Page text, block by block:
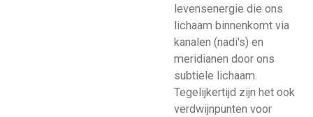
levensenergie die ons
lichaam binnenkomt via
kanalen (nadi's) en
meridianen door ons
subtiele lichaam.
Tegelijkertijd zijn het ook
verdwijnpunten voor